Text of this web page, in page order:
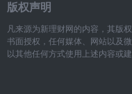
版权声明
凡来源为新理财网的内容，其版
书面授权，任何媒体、网站以及
以其他任何方式使用上述内容或